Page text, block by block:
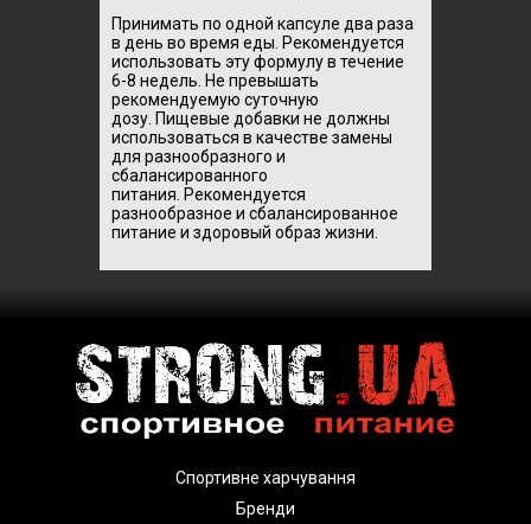
Принимать по одной капсуле два раза
в день во время еды. Рекомендуется
использовать эту формулу в течение
6-8 недель. Не превышать
рекомендуемую суточную
дозу. Пищевые добавки не должны
использоваться в качестве замены
для разнообразного и
сбалансированного
питания. Рекомендуется
разнообразное и сбалансированное
питание и здоровый образ жизни.
Спортивне харчування
Бренди